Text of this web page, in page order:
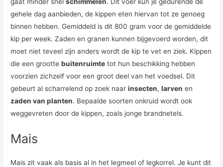
gehele dag aanbieden, de kippen eten hiervan tot ze genoeg
binnen hebben. Gemiddeld is dit 800 gram voor de gemiddelde
kip per week. Zaden en granen kunnen bijgevoerd worden, dit
moet niet teveel zijn anders wordt de kip te vet en ziek. Kippen
die een groottebuitenruimte tot hun beschikking hebben
voorzien zichzelf voor een groot deel van het voedsel. Dit
gebeurt al scharrelend op zoek naarinsecten,larven en
zaden van planten. Bepaalde soorten onkruid wordt ook
weggevreten door de kippen, zoals jonge brandnetels.
Mais
Mais zit vaak als basis al in het legmeel of legkorrel. Je kunt dit